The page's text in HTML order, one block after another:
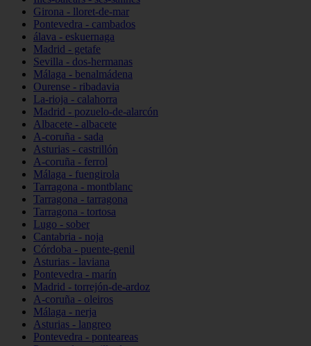
Girona - lloret-de-mar
Pontevedra - cambados
álava - eskuernaga
Madrid - getafe
Sevilla - dos-hermanas
Málaga - benalmádena
Ourense - ribadavia
La-rioja - calahorra
Madrid - pozuelo-de-alarcón
Albacete - albacete
A-coruña - sada
Asturias - castrillón
A-coruña - ferrol
Málaga - fuengirola
Tarragona - montblanc
Tarragona - tarragona
Tarragona - tortosa
Lugo - sober
Cantabria - noja
Córdoba - puente-genil
Asturias - laviana
Pontevedra - marín
Madrid - torrejón-de-ardoz
A-coruña - oleiros
Málaga - nerja
Asturias - langreo
Pontevedra - ponteareas